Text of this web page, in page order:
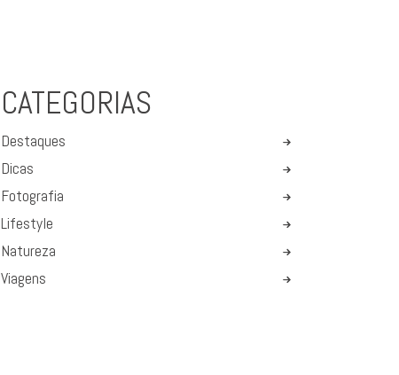
CATEGORIAS
Destaques
Dicas
Fotografia
Lifestyle
Natureza
Viagens